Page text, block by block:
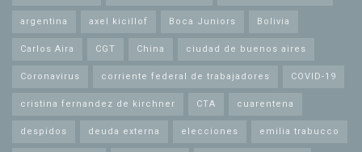
argentina axel kicillof Boca Juniors Bolivia
Carlos Aira CGT China ciudad de buenos aires
Coronavirus corriente federal de trabajadores COVID-19
cristina fernandez de kirchner CTA cuarentena
despidos deuda externa elecciones emilia trabucco